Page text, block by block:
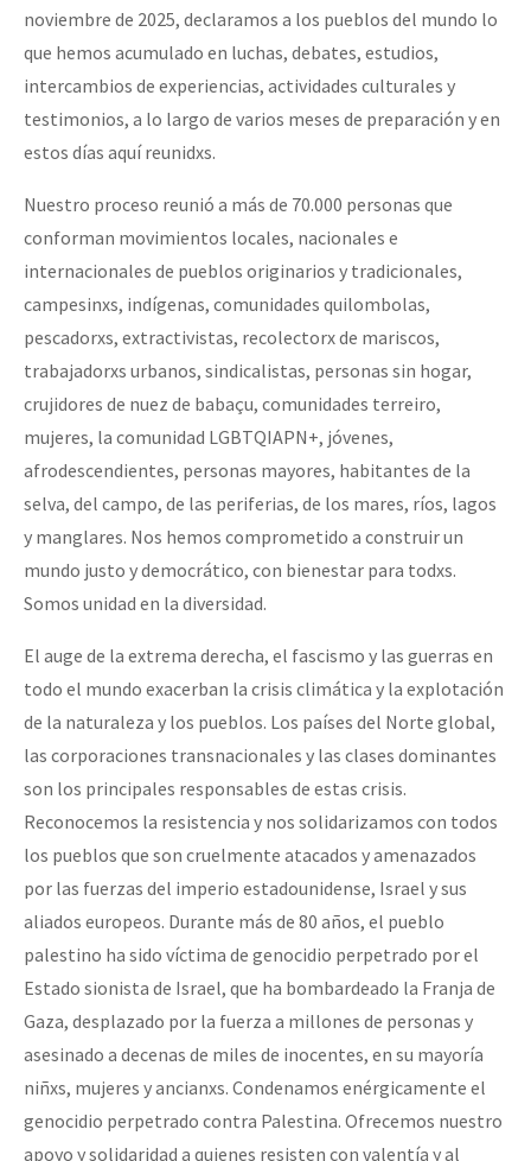
noviembre de 2025, declaramos a los pueblos del mundo lo
que hemos acumulado en luchas, debates, estudios,
intercambios de experiencias, actividades culturales y
testimonios, a lo largo de varios meses de preparación y en
estos días aquí reunidxs.
Nuestro proceso reunió a más de 70.000 personas que
conforman movimientos locales, nacionales e
internacionales de pueblos originarios y tradicionales,
campesinxs, indígenas, comunidades quilombolas,
pescadorxs, extractivistas, recolectorx de mariscos,
trabajadorxs urbanos, sindicalistas, personas sin hogar,
crujidores de nuez de babaçu, comunidades terreiro,
mujeres, la comunidad LGBTQIAPN+, jóvenes,
afrodescendientes, personas mayores, habitantes de la
selva, del campo, de las periferias, de los mares, ríos, lagos
y manglares. Nos hemos comprometido a construir un
mundo justo y democrático, con bienestar para todxs.
Somos unidad en la diversidad.
El auge de la extrema derecha, el fascismo y las guerras en
todo el mundo exacerban la crisis climática y la explotación
de la naturaleza y los pueblos. Los países del Norte global,
las corporaciones transnacionales y las clases dominantes
son los principales responsables de estas crisis.
Reconocemos la resistencia y nos solidarizamos con todos
los pueblos que son cruelmente atacados y amenazados
por las fuerzas del imperio estadounidense, Israel y sus
aliados europeos. Durante más de 80 años, el pueblo
palestino ha sido víctima de genocidio perpetrado por el
Estado sionista de Israel, que ha bombardeado la Franja de
Gaza, desplazado por la fuerza a millones de personas y
asesinado a decenas de miles de inocentes, en su mayoría
niñxs, mujeres y ancianxs. Condenamos enérgicamente el
genocidio perpetrado contra Palestina. Ofrecemos nuestro
apoyo y solidaridad a quienes resisten con valentía y al